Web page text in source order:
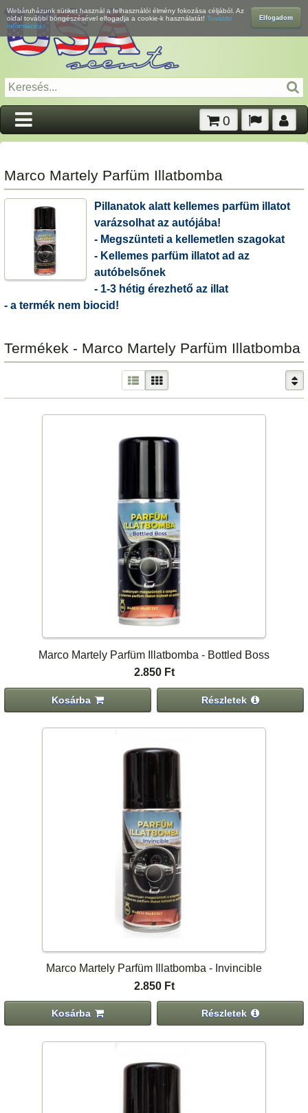
Elfogadom
Webáruházunk sütiket használ a felhasználói élmény fokozása céljából. Az
oldal további böngészésével elfogadja a cookie-k használatát! További
információk...
0
Marco Martely Parfüm Illatbomba
Pillanatok alatt kellemes parfüm illatot
varázsolhat az autójába!
- Megszünteti a kellemetlen szagokat
- Kellemes parfüm illatot ad az
autóbelsőnek
- 1-3 hétig érezhető az illat
- a termék nem biocid!
Termékek - Marco Martely Parfüm Illatbomba
Marco Martely Parfüm Illatbomba - Bottled Boss
2.850 Ft
Kosárba Részletek
Marco Martely Parfüm Illatbomba - Invincible
2.850 Ft
Kosárba Részletek